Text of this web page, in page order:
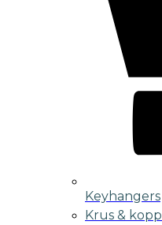
Keyhangers
Krus &